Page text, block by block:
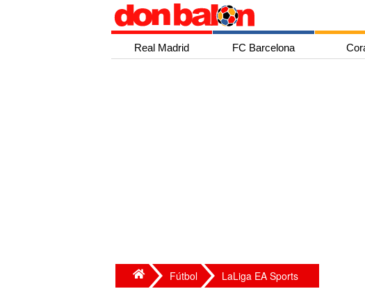
Real Madrid FC Barcelona
Fútbol LaLiga EA Sports